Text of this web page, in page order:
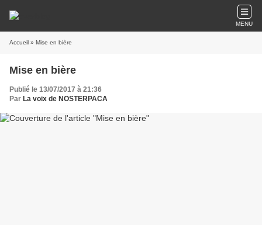
MENU
Accueil » Mise en bière
Mise en bière
Publié le 13/07/2017 à 21:36
Par La voix de NOSTERPACA